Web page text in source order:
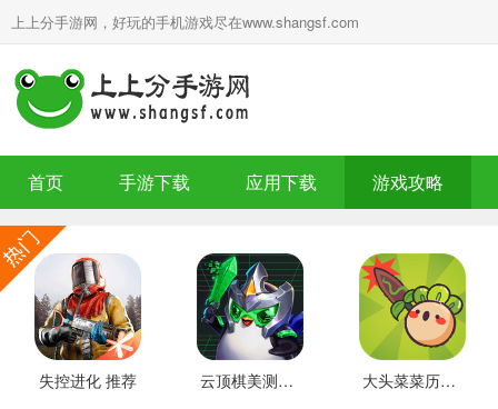
上上分手游网，好玩的手机游戏尽在www.shangsf.com
首页 手游下载 应用下载 游戏攻略
失控进化 推荐 云顶棋美测服 最新版 大头菜菜历险记 好玩的